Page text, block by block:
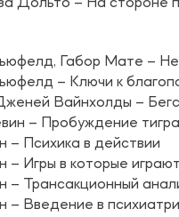
Дольто – На стороне
Габор Мате – Не
– Ключи к
Вайнхолды –
– Пробуждение тигра
– Психика в действии
– Игры в которые
– Трансакционный
– Введение в